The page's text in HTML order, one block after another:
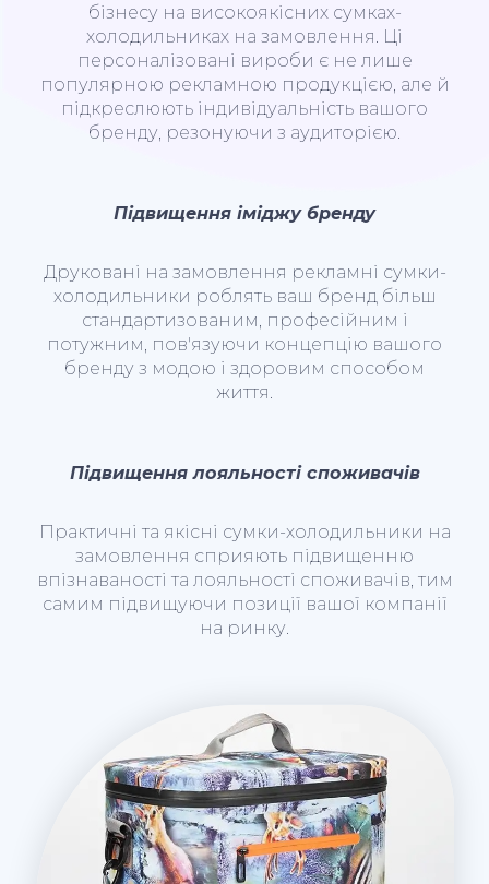
бізнесу на високоякісних сумках-
холодильниках на замовлення. Ці
персоналізовані вироби є не лише
популярною рекламною продукцією, але й
підкреслюють індивідуальність вашого
бренду, резонуючи з аудиторією.
Підвищення іміджу бренду
Друковані на замовлення рекламні сумки-
холодильники роблять ваш бренд більш
стандартизованим, професійним і
потужним, пов'язуючи концепцію вашого
бренду з модою і здоровим способом
життя.
Підвищення лояльності споживачів
Практичні та якісні сумки-холодильники на
замовлення сприяють підвищенню
впізнаваності та лояльності споживачів, тим
самим підвищуючи позиції вашої компанії
на ринку.